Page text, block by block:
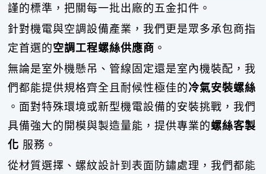
謹的標準，把關每一批出廠的五金扣件。
針對機電與空調設備產業，我們更是眾多承包商指
定首選的空調工程螺絲供應商 。
無論是室外機懸吊、管線固定還是室內機裝配，我
們都能提供規格齊全且耐候性極佳的冷氣安裝螺絲
。面對特殊環境或新型機電設備的安裝挑戰，我們
具備強大的開模與製造量能，提供專業的螺絲客製
化 服務。
從材質選擇、螺紋設計到表面防鏽處理，我們都能